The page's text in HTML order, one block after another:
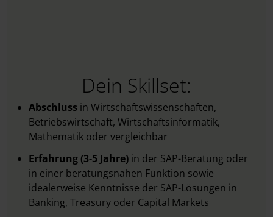
Dein Skillset:
Abschluss in Wirtschaftswissenschaften,
Betriebswirtschaft, Wirtschaftsinformatik,
Mathematik oder vergleichbar
Erfahrung (3-5 Jahre) in der SAP-Beratung oder
in einer beratungsnahen Funktion sowie
idealerweise Kenntnisse der SAP-Lösungen in
Banking, Treasury oder Capital Markets